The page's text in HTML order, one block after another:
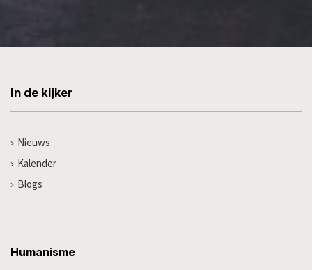
In de kijker
Nieuws
Kalender
Blogs
Humanisme